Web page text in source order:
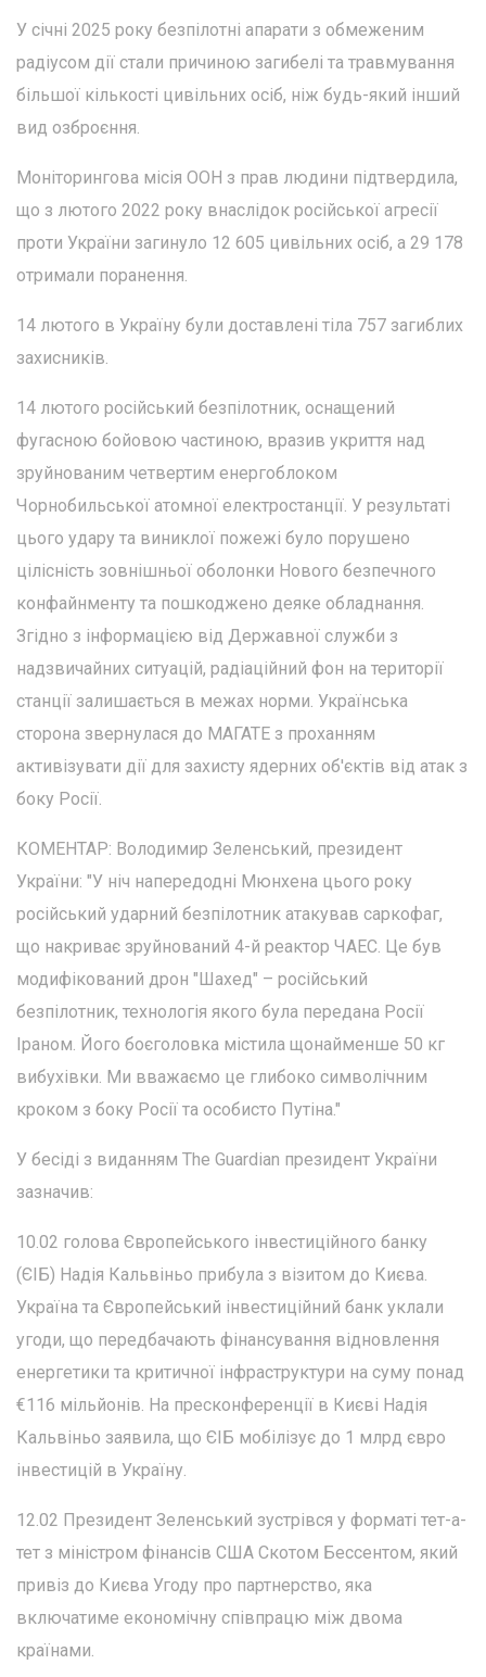
У січні 2025 року безпілотні апарати з обмеженим
радіусом дії стали причиною загибелі та травмування
більшої кількості цивільних осіб, ніж будь-який інший
вид озброєння.
Моніторингова місія ООН з прав людини підтвердила,
що з лютого 2022 року внаслідок російської агресії
проти України загинуло 12 605 цивільних осіб, а 29 178
отримали поранення.
14 лютого в Україну були доставлені тіла 757 загиблих
захисників.
14 лютого російський безпілотник, оснащений
фугасною бойовою частиною, вразив укриття над
зруйнованим четвертим енергоблоком
Чорнобильської атомної електростанції. У результаті
цього удару та виниклої пожежі було порушено
цілісність зовнішньої оболонки Нового безпечного
конфайнменту та пошкоджено деяке обладнання.
Згідно з інформацією від Державної служби з
надзвичайних ситуацій, радіаційний фон на території
станції залишається в межах норми. Українська
сторона звернулася до МАГАТЕ з проханням
активізувати дії для захисту ядерних об'єктів від атак з
боку Росії.
КОМЕНТАР: Володимир Зеленський, президент
України: "У ніч напередодні Мюнхена цього року
російський ударний безпілотник атакував саркофаг,
що накриває зруйнований 4-й реактор ЧАЕС. Це був
модифікований дрон "Шахед" – російський
безпілотник, технологія якого була передана Росії
Іраном. Його боєголовка містила щонайменше 50 кг
вибухівки. Ми вважаємо це глибоко символічним
кроком з боку Росії та особисто Путіна."
У бесіді з виданням The Guardian президент України
зазначив:
10.02 голова Європейського інвестиційного банку
(ЄІБ) Надія Кальвіньо прибула з візитом до Києва.
Україна та Європейський інвестиційний банк уклали
угоди, що передбачають фінансування відновлення
енергетики та критичної інфраструктури на суму понад
€116 мільйонів. На пресконференції в Києві Надія
Кальвіньо заявила, що ЄІБ мобілізує до 1 млрд євро
інвестицій в Україну.
12.02 Президент Зеленський зустрівся у форматі тет-а-
тет з міністром фінансів США Скотом Бессентом, який
привіз до Києва Угоду про партнерство, яка
включатиме економічну співпрацю між двома
країнами.